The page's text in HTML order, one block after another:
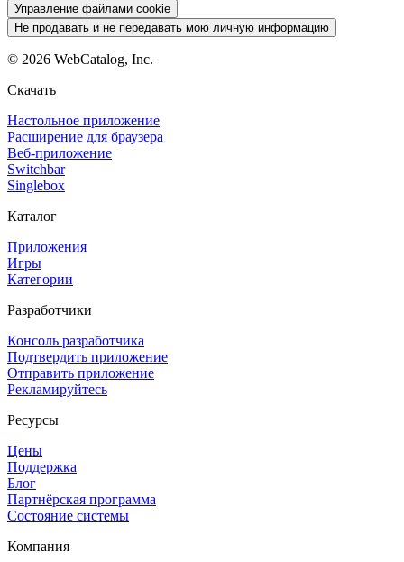
Управление файлами cookie
Не продавать и не передавать мою личную информацию
© 2026 WebCatalog, Inc.
Скачать
Настольное приложение
Расширение для браузера
Веб-приложение
Switchbar
Singlebox
Каталог
Приложения
Игры
Категории
Разработчики
Консоль разработчика
Подтвердить приложение
Отправить приложение
Рекламируйтесь
Ресурсы
Цены
Поддержка
Блог
Партнёрская программа
Состояние системы
Компания